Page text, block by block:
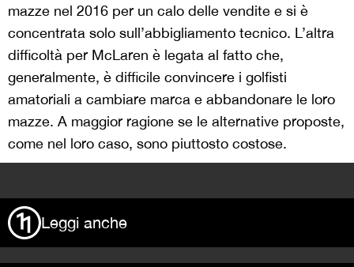
mazze nel 2016 per un calo delle vendite e si è
concentrata solo sull’abbigliamento tecnico. L’altra
difficoltà per McLaren è legata al fatto che,
generalmente, è difficile convincere i golfisti
amatoriali a cambiare marca e abbandonare le loro
mazze. A maggior ragione se le alternative proposte,
come nel loro caso, sono piuttosto costose.
Leggi anche